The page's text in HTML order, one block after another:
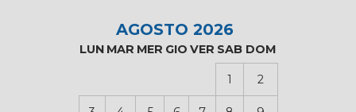
AGOSTO 2026
LUN MAR MER GIO VER SAB DOM
1 2